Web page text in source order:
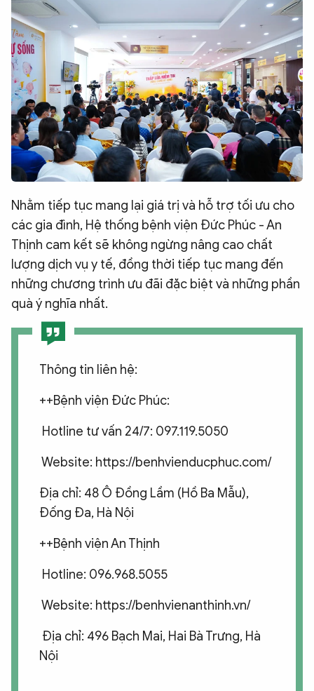
Nhằm tiếp tục mang lại giá trị và hỗ trợ tối ưu cho
các gia đình, Hệ thống bệnh viện Đức Phúc - An
Thịnh cam kết sẽ không ngừng nâng cao chất
lượng dịch vụ y tế, đồng thời tiếp tục mang đến
những chương trình ưu đãi đặc biệt và những phần
quà ý nghĩa nhất.
Thông tin liên hệ:
++Bệnh viện Đức Phúc:
Hotline tư vấn 24/7: 097.119.5050
Website: https://benhvienducphuc.com/
Địa chỉ: 48 Ô Đồng Lầm (Hồ Ba Mẫu),
Đống Đa, Hà Nội
++Bệnh viện An Thịnh
Hotline: 096.968.5055
Website: https://benhvienanthinh.vn/
Địa chỉ: 496 Bạch Mai, Hai Bà Trưng, Hà
Nội​​​​​​